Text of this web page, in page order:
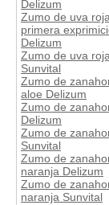
Delizum
Zumo de uva roja
primera
Delizum
Zumo de uva roja
Sunvital
Zumo de
aloe Delizum
Zumo de
Delizum
Zumo de
Sunvital
Zumo de
naranja Delizum
Zumo de
naranja Sunvital